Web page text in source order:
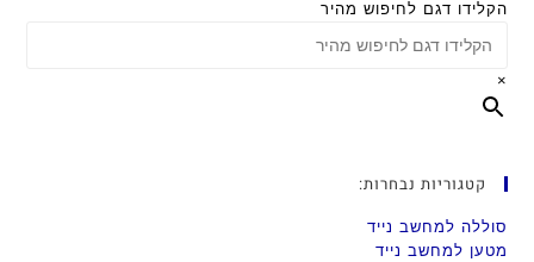
הקלידו דגם לחיפוש מהיר
×
קטגוריות נבחרות:
סוללה למחשב נייד
מטען למחשב נייד